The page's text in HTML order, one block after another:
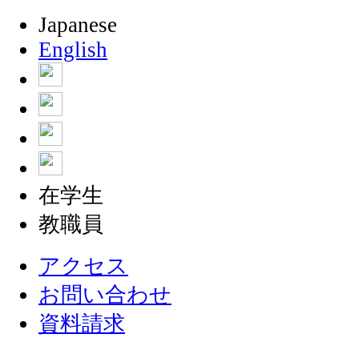
Japanese
English
在学生
教職員
アクセス
お問い合わせ
資料請求